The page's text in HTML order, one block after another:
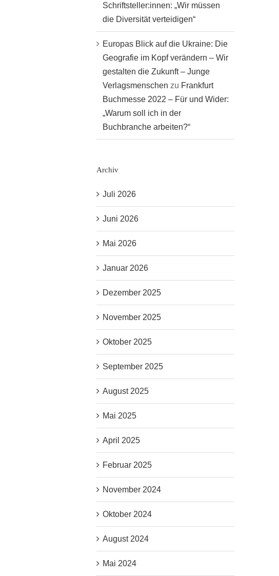
Schriftsteller:innen: „Wir müssen
die Diversität verteidigen“
Europas Blick auf die Ukraine: Die
Geografie im Kopf verändern – Wir
gestalten die Zukunft – Junge
Verlagsmenschen zu Frankfurt
Buchmesse 2022 – Für und Wider:
„Warum soll ich in der
Buchbranche arbeiten?“
Archiv
Juli 2026
Juni 2026
Mai 2026
Januar 2026
Dezember 2025
November 2025
Oktober 2025
September 2025
August 2025
Mai 2025
April 2025
Februar 2025
November 2024
Oktober 2024
August 2024
Mai 2024